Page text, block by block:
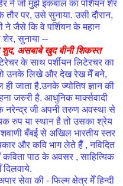
ने जो मुझे इकबाल का पर्शियन शेर
पर, उसे सुनाया. उसी दौरान,
ने जैसे कि वे पर्शियन के महान
शेर, सुनाया --
असबाबे खुद बीनी शिकस्त
के साथ पर्शीयन लिटेरचर का
तो उनके लिखे और देख रेख मेँ बने,
जाता है.उनके ज्योतिष ज्ञान की
जरुरी है. आधुनिक मार्क्सवादी
नरेन्द्र जी अपनी तरुण अवस्था से
रुप या स्थान है तो उसका श्रेय
बँबई से अखिल भारतीय स्तर
और कवि भाग लेते हैँ , नविदित
कविता पाठ के अवसर , साहित्यिक
सेवा की - फिल्म क्षेत्र मेँ हिन्दी